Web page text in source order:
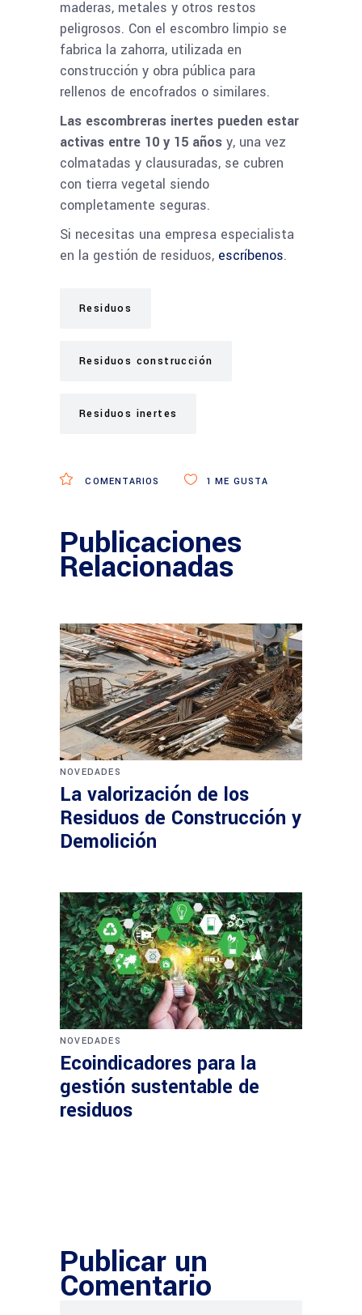
maderas, metales y otros restos
peligrosos. Con el escombro limpio se
fabrica la zahorra, utilizada en
construcción y obra pública para
rellenos de encofrados o similares.
Las escombreras inertes pueden estar
activas entre 10 y 15 años y, una vez
colmatadas y clausuradas, se cubren
con tierra vegetal siendo
completamente seguras.
Si necesitas una empresa especialista
en la gestión de residuos, escríbenos.
Residuos
Residuos construcción
Residuos inertes
COMENTARIOS 1 ME GUSTA
Publicaciones
Relacionadas
NOVEDADES
La valorización de los
Residuos de Construcción y
Demolición
NOVEDADES
Ecoindicadores para la
gestión sustentable de
residuos
Publicar un
Comentario